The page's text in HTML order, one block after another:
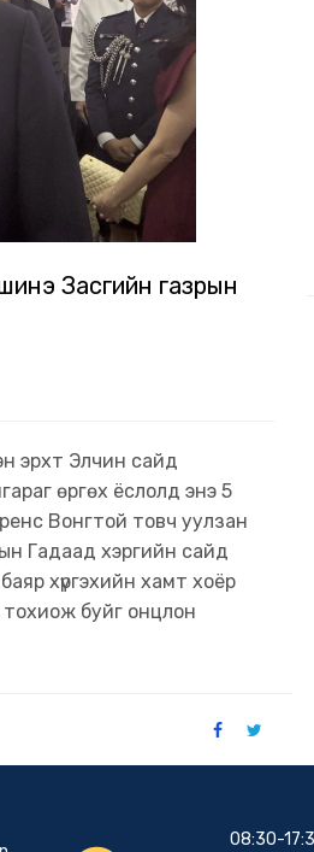
Засгийн газрын
эрхт Элчин сайд
өргөх ёслолд энэ 5
Вонгтой товч уулзан
Гадаад хэргийн сайд
хүргэхийн хамт хоёр
буйг онцлон
08:30-